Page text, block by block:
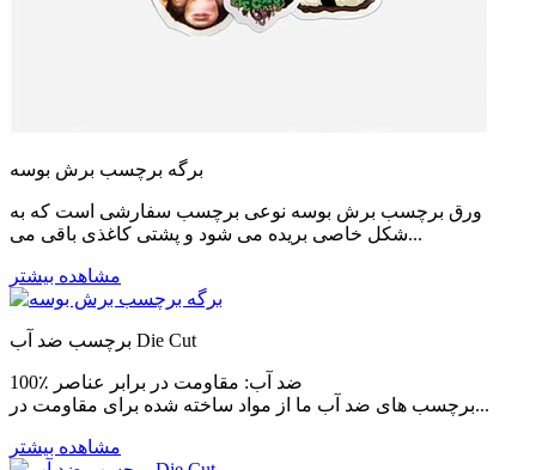
برگه برچسب برش بوسه
ورق برچسب برش بوسه نوعی برچسب سفارشی است که به
شکل خاصی بریده می شود و پشتی کاغذی باقی می...
مشاهده بیشتر
برچسب ضد آب Die Cut
100٪ ضد آب: مقاومت در برابر عناصر
برچسب های ضد آب ما از مواد ساخته شده برای مقاومت در...
مشاهده بیشتر